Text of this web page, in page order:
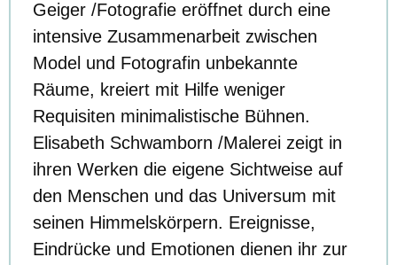
Geiger /Fotografie eröffnet durch eine
intensive Zusammenarbeit zwischen
Model und Fotografin unbekannte
Räume, kreiert mit Hilfe weniger
Requisiten minimalistische Bühnen.
Elisabeth Schwamborn /Malerei zeigt in
ihren Werken die eigene Sichtweise auf
den Menschen und das Universum mit
seinen Himmelskörpern. Ereignisse,
Eindrücke und Emotionen dienen ihr zur